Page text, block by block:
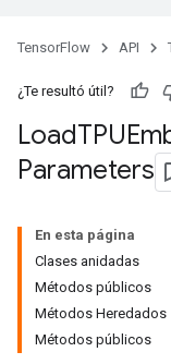
TensorFlow API
¿Te resultó útil?
Load
Parameters
En esta página
Clases anidadas
Métodos públicos
Métodos Heredados
Métodos públicos